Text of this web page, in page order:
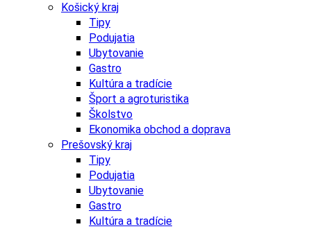
Košický kraj
Tipy
Podujatia
Ubytovanie
Gastro
Kultúra a tradície
Šport a agroturistika
Školstvo
Ekonomika obchod a doprava
Prešovský kraj
Tipy
Podujatia
Ubytovanie
Gastro
Kultúra a tradície